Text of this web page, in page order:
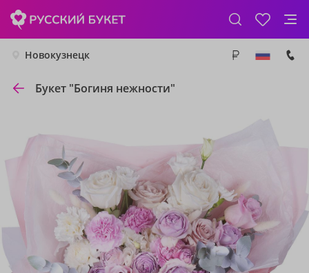
Новокузнецк
Букет "Богиня нежности"